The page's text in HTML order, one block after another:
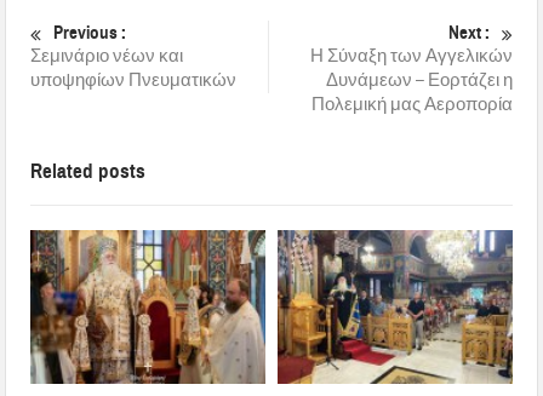
Previous :
Σεμινάριο νέων και
υποψηφίων Πνευματικών
Next :
Η Σύναξη των Αγγελικών
Δυνάμεων – Εορτάζει η
Πολεμική μας Αεροπορία
Related posts